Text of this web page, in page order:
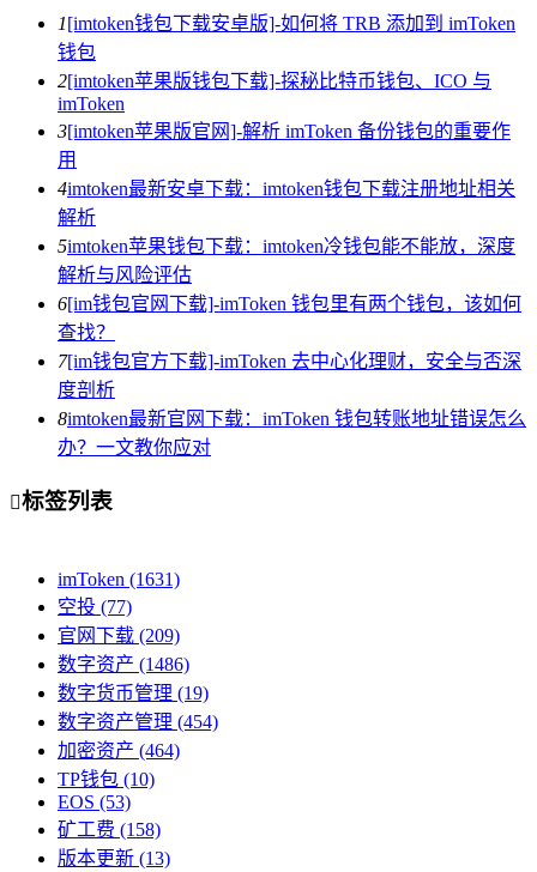
1[imtoken钱包下载安卓版]-如何将 TRB 添加到 imToken
钱包
2[imtoken苹果版钱包下载]-探秘比特币钱包、ICO 与
imToken
3[imtoken苹果版官网]-解析 imToken 备份钱包的重要作
用
4imtoken最新安卓下载：imtoken钱包下载注册地址相关
解析
5imtoken苹果钱包下载：imtoken冷钱包能不能放，深度
解析与风险评估
6[im钱包官网下载]-imToken 钱包里有两个钱包，该如何
查找？
7[im钱包官方下载]-imToken 去中心化理财，安全与否深
度剖析
8imtoken最新官网下载：imToken 钱包转账地址错误怎么
办？一文教你应对
标签列表
imToken (1631)
空投 (77)
官网下载 (209)
数字资产 (1486)
数字货币管理 (19)
数字资产管理 (454)
加密资产 (464)
TP钱包 (10)
EOS (53)
矿工费 (158)
版本更新 (13)